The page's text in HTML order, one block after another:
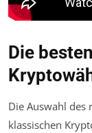
Die
Die Auswahl des
klassischen